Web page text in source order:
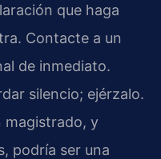
que haga
Contacte a un
de inmediato.
silencio; ejérzalo.
magistrado, y
podría ser una